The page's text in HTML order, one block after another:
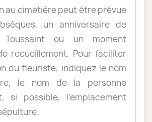
au cimetière peut être prévue
un anniversaire de
ou un moment
recueillement. Pour faciliter
du fleuriste, indiquez le nom
le nom de la personne
si possible, l’emplacement